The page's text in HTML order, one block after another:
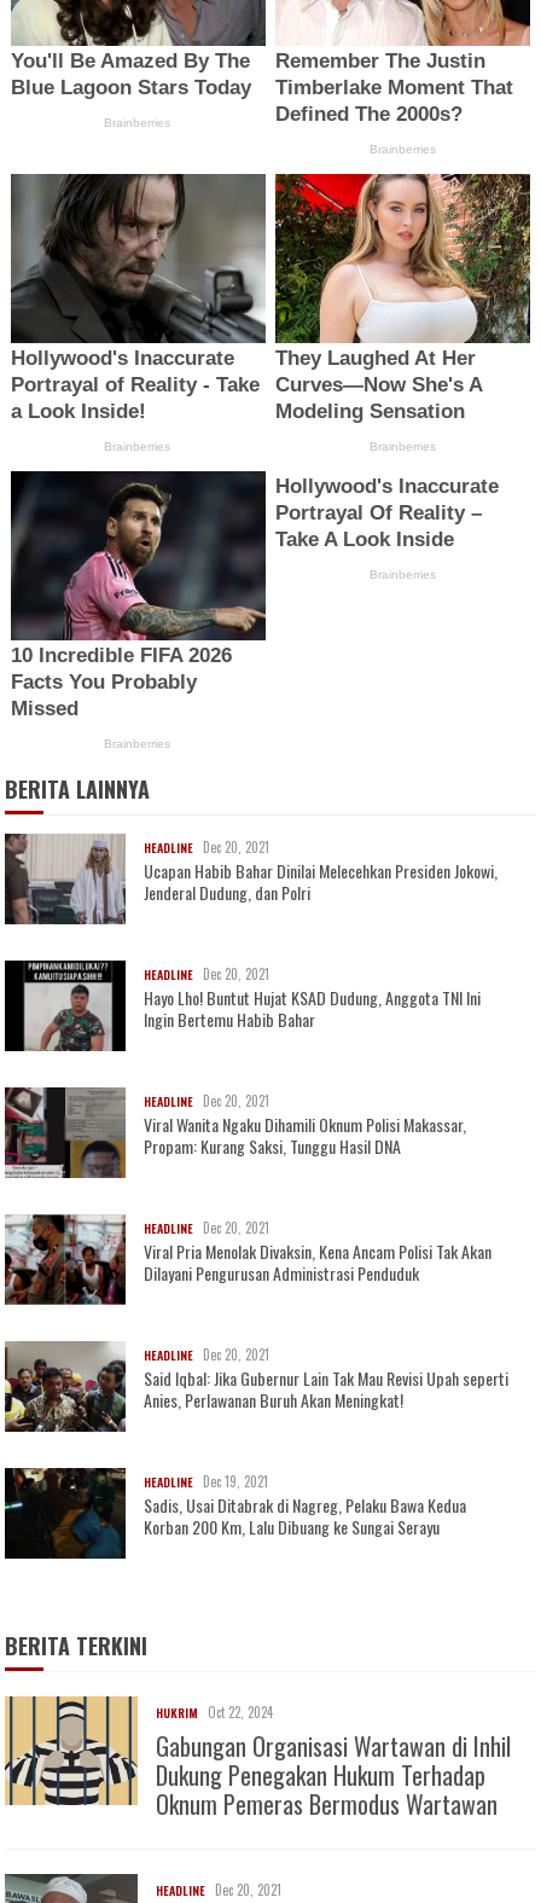
BERITA LAINNYA
HEADLINE Dec 20, 2021
Ucapan Habib Bahar Dinilai Melecehkan Presiden Jokowi,
Jenderal Dudung, dan Polri
HEADLINE Dec 20, 2021
Hayo Lho! Buntut Hujat KSAD Dudung, Anggota TNI Ini
Ingin Bertemu Habib Bahar
HEADLINE Dec 20, 2021
Viral Wanita Ngaku Dihamili Oknum Polisi Makassar,
Propam: Kurang Saksi, Tunggu Hasil DNA
HEADLINE Dec 20, 2021
Viral Pria Menolak Divaksin, Kena Ancam Polisi Tak Akan
Dilayani Pengurusan Administrasi Penduduk
HEADLINE Dec 20, 2021
Said Iqbal: Jika Gubernur Lain Tak Mau Revisi Upah seperti
Anies, Perlawanan Buruh Akan Meningkat!
HEADLINE Dec 19, 2021
Sadis, Usai Ditabrak di Nagreg, Pelaku Bawa Kedua
Korban 200 Km, Lalu Dibuang ke Sungai Serayu
BERITA TERKINI
HUKRIM Oct 22, 2024
Gabungan Organisasi Wartawan di Inhil
Dukung Penegakan Hukum Terhadap
Oknum Pemeras Bermodus Wartawan
HEADLINE Dec 20, 2021